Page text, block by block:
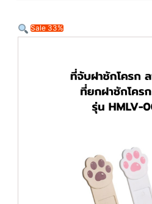
Sale 33%